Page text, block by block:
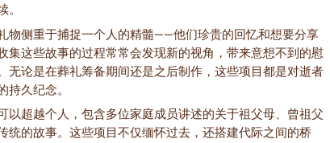
物侧重于捕捉一个人的精髓——他们珍贵的回忆和想要分享
集这些故事的过程常常会发现新的视角，带来意想不到的慰
无论是在葬礼筹备期间还是之后制作，这些项目都是对逝者
持久纪念。
以超越个人，包含多位家庭成员讲述的关于祖父母、曾祖父
统的故事。这些项目不仅缅怀过去，还搭建代际之间的桥